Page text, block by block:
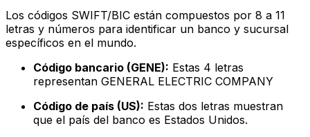
Los códigos SWIFT/BIC están compuestos por 8 a 11
letras y números para identificar un banco y sucursal
específicos en el mundo.
Código bancario (GENE): Estas 4 letras
representan GENERAL ELECTRIC COMPANY
Código de país (US): Estas dos letras muestran
que el país del banco es Estados Unidos.